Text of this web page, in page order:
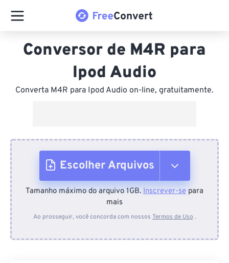
Conversor de M4R para
Ipod Audio
Converta M4R para Ipod Audio on-line, gratuitamente.
Escolher Arquivos
Do dispositivo
Tamanho máximo do arquivo 1GB. Inscrever-se para
mais
Ao prosseguir, você concorda com nossos Termos de Uso .